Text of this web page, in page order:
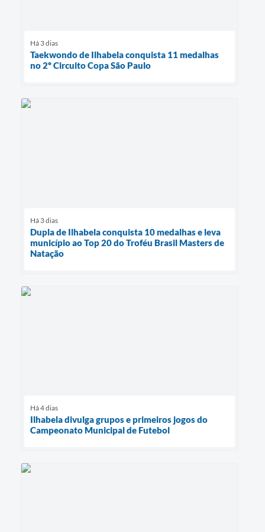
Há 3 dias
Taekwondo de Ilhabela conquista 11 medalhas
no 2º Circuito Copa São Paulo
Há 3 dias
Dupla de Ilhabela conquista 10 medalhas e leva
município ao Top 20 do Troféu Brasil Masters de
Natação
Há 4 dias
Ilhabela divulga grupos e primeiros jogos do
Campeonato Municipal de Futebol